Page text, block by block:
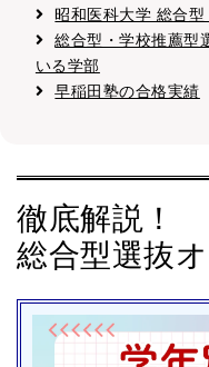
昭和医科大学 総合
総合型・学校推薦型
いる学部
早稲田塾の合格実績
徹底解説！
総合型選抜